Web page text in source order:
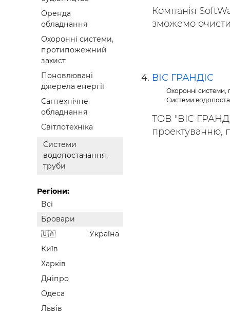
Оренда
обладнання
Охоронні системи,
протипожежний
захист
Поновлювані
джерела енергії
Сантехнічне
обладнання
Світлотехніка
Системи
водопостачання,
труби
Регіони:
Всі
Бровари
Україна
Київ
Харків
Дніпро
Одеса
Львів
Компанія
зможемо
ВІС ГРАНДІС
Охоронні
Системи
ТОВ "ВІС
проектуванню,